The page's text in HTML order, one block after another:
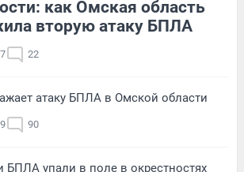
как Омская область
вторую атаку БПЛА
22
атаку БПЛА в Омской области
90
БПЛА упали в поле в окрестностях